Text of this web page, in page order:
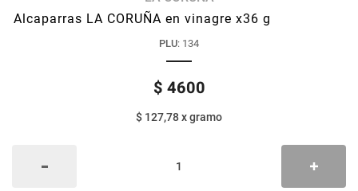
Alcaparras LA CORUÑA en vinagre x36 g
PLU: 134
$ 4600
$ 127,78xgramo